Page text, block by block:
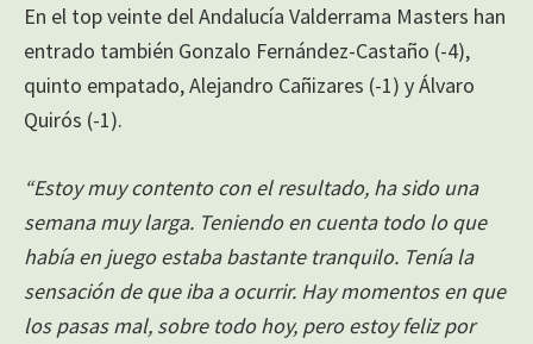
En el top veinte del Andalucía Valderrama Masters han
entrado también Gonzalo Fernández-Castaño (-4),
quinto empatado, Alejandro Cañizares (-1) y Álvaro
Quirós (-1).
“Estoy muy contento con el resultado, ha sido una
semana muy larga. Teniendo en cuenta todo lo que
había en juego estaba bastante tranquilo. Tenía la
sensación de que iba a ocurrir. Hay momentos en que
los pasas mal, sobre todo hoy, pero estoy feliz por